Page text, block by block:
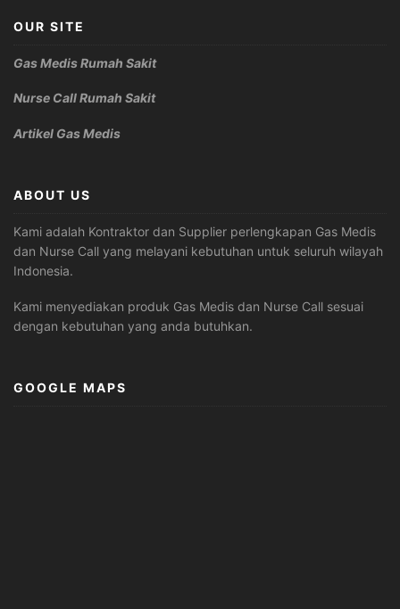
OUR SITE
Gas Medis Rumah Sakit
Nurse Call Rumah Sakit
Artikel Gas Medis
ABOUT US
Kami adalah Kontraktor dan Supplier perlengkapan Gas Medis
dan Nurse Call yang melayani kebutuhan untuk seluruh wilayah
Indonesia.
Kami menyediakan produk Gas Medis dan Nurse Call sesuai
dengan kebutuhan yang anda butuhkan.
GOOGLE MAPS